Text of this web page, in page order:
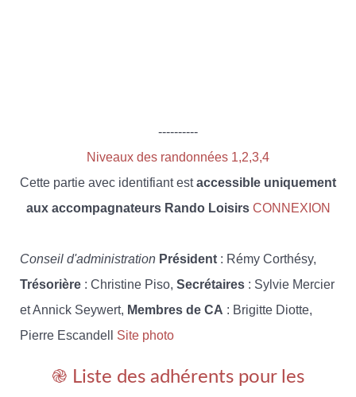
----------
Niveaux des randonnées 1,2,3,4
Cette partie avec identifiant estaccessible uniquement
aux accompagnateurs Rando Loisirs CONNEXION
Conseil d'administration Président : Rémy Corthésy,
Trésorière : Christine Piso, Secrétaires : Sylvie Mercier
et Annick Seywert, Membres de CA : Brigitte Diotte,
Pierre Escandell Site photo
֎ Liste des adhérents pour les